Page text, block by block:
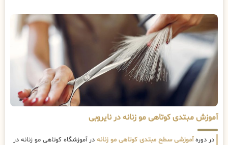
آموزش مبتدی کوتاهی مو زنانه در نایروبی
در دورهآموزشی سطح مبتدی کوتاهی مو زنانه در آموزشگاه کوتاهی مو زنانه در